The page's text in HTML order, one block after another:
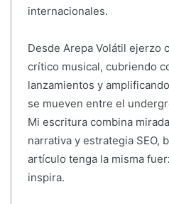
internacionales.
Desde Arepa Volátil ejerzo
crítico musical, cubriendo
lanzamientos y
se mueven entre el
Mi escritura combina
narrativa y estrategia SEO,
artículo tenga la misma
inspira.